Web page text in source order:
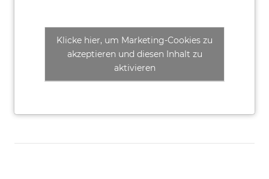
Klicke hier, um Marketing-Cookies zu
akzeptieren und diesen Inhalt zu
aktivieren